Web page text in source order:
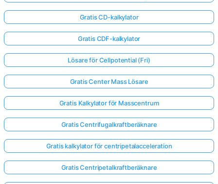
Gratis CD-kalkylator
Gratis CDF-kalkylator
Lösare för Cellpotential (Fri)
Gratis Center Mass Lösare
Gratis Kalkylator för Masscentrum
Gratis Centrifugalkraftberäknare
Gratis kalkylator för centripetalacceleration
Gratis Centripetalkraftberäknare